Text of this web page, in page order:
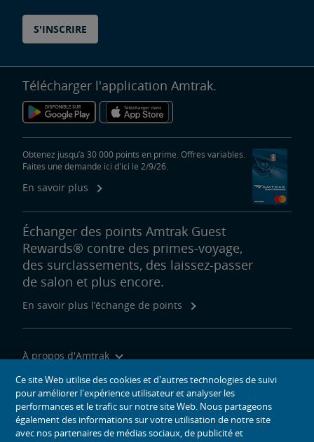
S'INSCRIRE
Télécharger l'application Amtrak.
Obtenez jusqu’à 30 000 points en prime. Offres variables.
Faites une demande ici d'ici le 2/9/26.
En savoir plus
Échanger des points Amtrak Guest
Rewards® contre des primes-voyage,
des surclassements, des laissez-passer
de salon et plus encore.
En savoir plus l’échange de points
À propos d'Amtrak
Voyager avec nous
Outils du site
Ce site Web utilise des cookies et d'autres technologies de suivi
pour améliorer l'expérience utilisateur et analyser les
performances et le trafic sur notre site Web. Nous partageons
également des informations sur votre utilisation de notre site
avec nos partenaires de médias sociaux, de publicité et